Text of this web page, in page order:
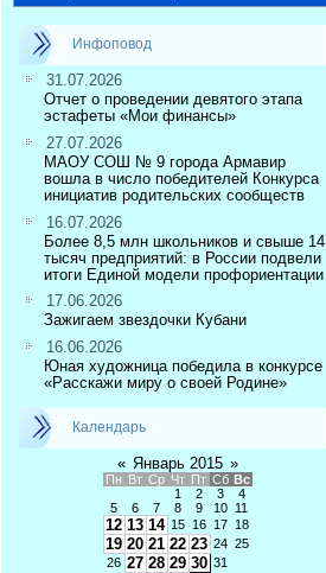
Инфоповод
31.07.2026
Отчет о проведении девятого этапа
эстафеты «Мои финансы»
27.07.2026
МАОУ СОШ № 9 города Армавир
вошла в число победителей Конкурса
инициатив родительских сообществ
16.07.2026
Более 8,5 млн школьников и свыше 14
тысяч предприятий: в России подвели
итоги Единой модели профориентации
17.06.2026
Зажигаем звездочки Кубани
16.06.2026
Юная художница победила в конкурсе
«Расскажи миру о своей Родине»
Календарь
« Январь 2015 »
Пн Вт Ср Чт Пт Сб Вс
1
2 3
4
5
6 7 8 9 10 11
12 13 14 15 16 17 18
19 20 21 22 23 24 25
26 27 28 29 30 31